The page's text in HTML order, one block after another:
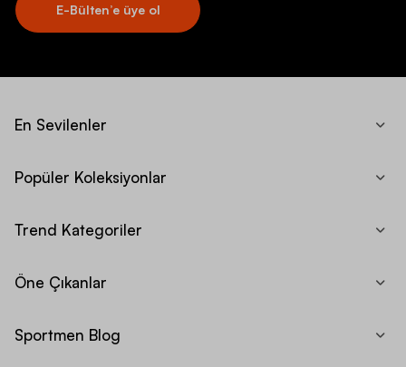
E-Bülten’e üye ol
En Sevilenler
Popüler Koleksiyonlar
Trend Kategoriler
Öne Çıkanlar
Sportmen Blog